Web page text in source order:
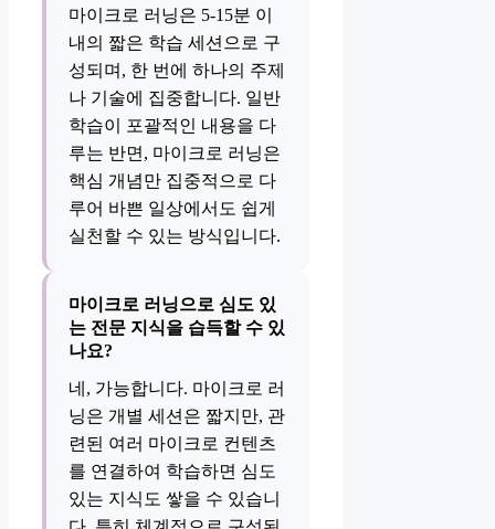
마이크로 러닝은 5-15분 이
내의 짧은 학습 세션으로 구
성되며, 한 번에 하나의 주제
나 기술에 집중합니다. 일반
학습이 포괄적인 내용을 다
루는 반면, 마이크로 러닝은
핵심 개념만 집중적으로 다
루어 바쁜 일상에서도 쉽게
실천할 수 있는 방식입니다.
마이크로 러닝으로 심도 있
는 전문 지식을 습득할 수 있
나요?
네, 가능합니다. 마이크로 러
닝은 개별 세션은 짧지만, 관
련된 여러 마이크로 컨텐츠
를 연결하여 학습하면 심도
있는 지식도 쌓을 수 있습니